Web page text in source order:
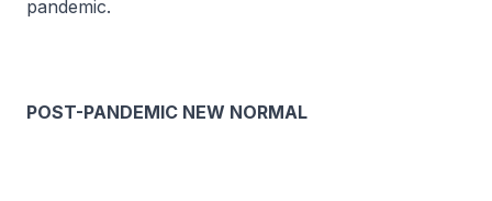
pandemic.
POST-PANDEMIC NEW NORMAL